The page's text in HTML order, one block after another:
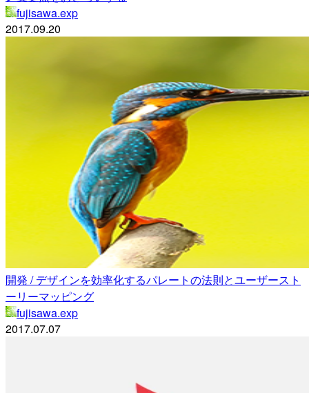
fujisawa.exp
2017.09.20
開発 / デザインを効率化するパレートの法則とユーザースト
ーリーマッピング
fujisawa.exp
2017.07.07